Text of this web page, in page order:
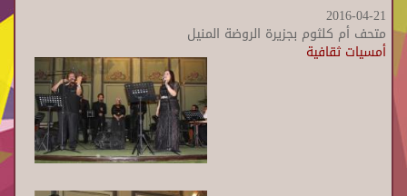
2016-04-21
متحف أم كلثوم بجزيرة الروضة المنيل
أمسيات ثقافية